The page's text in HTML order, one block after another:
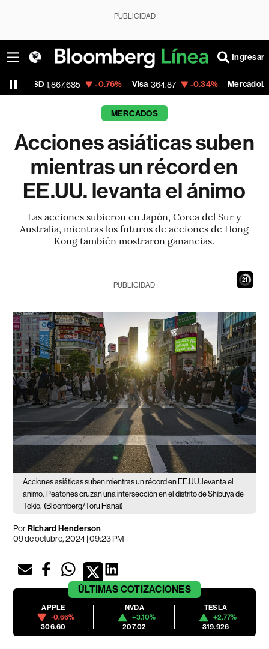
PUBLICIDAD
Ingresar
-0.76% Visa 364.87 -0.34% MercadoLibre 1,902.58
MERCADOS
Acciones asiáticas suben
mientras un récord en
EE.UU. levanta el ánimo
Las acciones subieron en Japón, Corea del Sur y
Australia, mientras los futuros de acciones de Hong
Kong también mostraron ganancias.
20
PUBLICIDAD
Acciones asiáticas suben mientras un récord en EE.UU. levanta el
ánimo. Peatones cruzan una intersección en el distrito de Shibuya de
Tokio. (Bloomberg/Toru Hanai)
PorRichard Henderson
09 de octubre, 2024 | 09:23 PM
ÚLTIMAS COTIZACIONES
APPLE
-0.66%
306.60
NVDA
+3.10%
207.02
TESLA
+2.77%
319.926